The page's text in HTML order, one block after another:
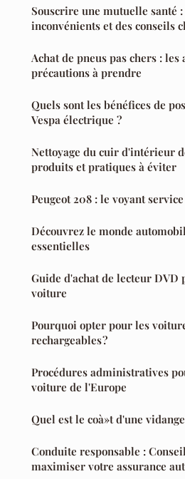
Souscrire une mutuelle santé
inconvénients et des conseils
Achat de pneus pas chers : les
précautions à prendre
Quels sont les bénéfices de
Vespa électrique ?
Nettoyage du cuir d'intérieur
produits et pratiques à éviter
Peugeot 208 : le voyant
Découvrez le monde
essentielles
Guide d'achat de lecteur DVD
voiture
Pourquoi opter pour les
rechargeables ?
Procédures administratives
voiture de l'Europe
Quel est le coà»t d'une
Conduite responsable :
maximiser votre assurance